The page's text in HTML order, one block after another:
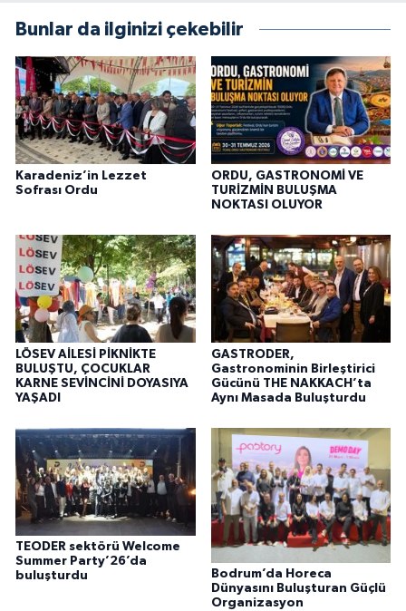
Bunlar da ilginizi çekebilir
Karadeniz’in Lezzet
Sofrası Ordu
ORDU, GASTRONOMİ VE
TURİZMİN BULUŞMA
NOKTASI OLUYOR
LÖSEV AİLESİ PİKNİKTE
BULUŞTU, ÇOCUKLAR
KARNE SEVİNCİNİ DOYASIYA
YAŞADI
GASTRODER,
Gastronominin Birleştirici
Gücünü THE NAKKACH’ta
Aynı Masada Buluşturdu
TEODER sektörü Welcome
Summer Party’26’da
buluşturdu
Bodrum’da Horeca
Dünyasını Buluşturan Güçlü
Organizasyon